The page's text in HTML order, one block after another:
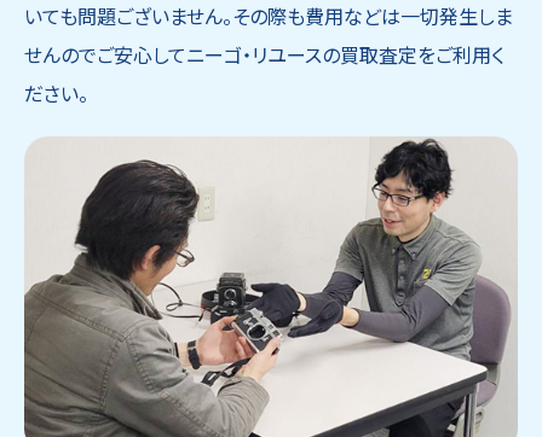
いても問題ございません。その際も費用などは一切発生しま
せんのでご安心してニーゴ・リユースの買取査定をご利用く
ださい。